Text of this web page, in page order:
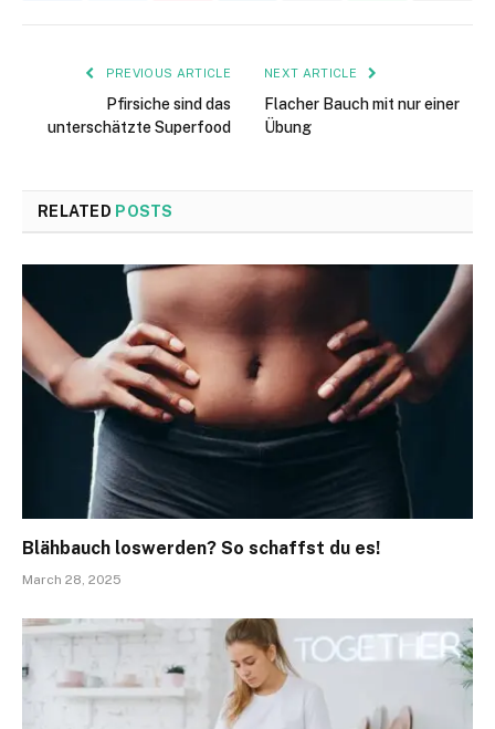
PREVIOUS ARTICLE
Pfirsiche sind das
unterschätzte Superfood
NEXT ARTICLE
Flacher Bauch mit nur einer
Übung
RELATED POSTS
Blähbauch loswerden? So schaffst du es!
March 28, 2025